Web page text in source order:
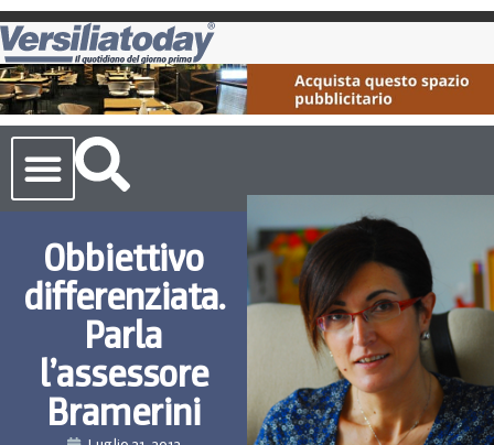
Obbiettivo
differenziata.
Parla
l’assessore
Bramerini